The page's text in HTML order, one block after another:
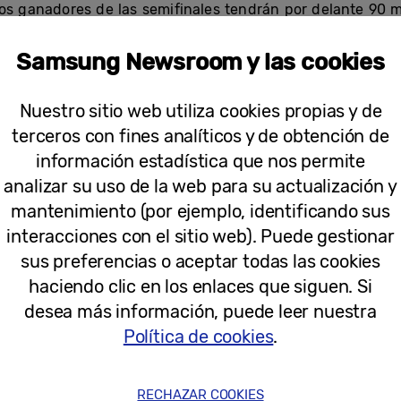
ganadores de las semifinales tendrán por delante 90
los usuarios también pueden acceder a los
a Internet:
por la noche, de martes a domingo: Fútbol, baloncesto,
el programa más prestigioso de la noche deportiva,
equipo. El mejor análisis y las mejores imágenes,
el deporte.
del Telediario y por las noches, todos los días:
internacional.
sin límites, siempre gratis
Samsung Newsroom y las cookies
Nuestro sitio web utiliza cookies propias y de
terceros con fines analíticos y de obtención de
información estadística que nos permite
analizar su uso de la web para su actualización y
mantenimiento (por ejemplo, identificando sus
interacciones con el sitio web). Puede gestionar
sus preferencias o aceptar todas las cookies
haciendo clic en los enlaces que siguen. Si
desea más información, puede leer nuestra
Política de cookies.
RECHAZAR COOKIES